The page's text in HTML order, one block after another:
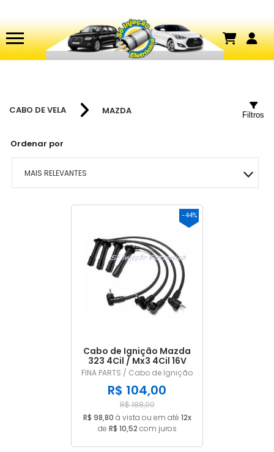
CABO DE VELA MAZDA
Ordenar por
MAIS RELEVANTES
MAIS VENDIDOS
Filtros
-44%
Cabo de Ignição Mazda
323 4Cil / Mx3 4Cil 16V
8mm FN5505
FINA PARTS / Cabo de Ignição
R$ 104,00
R$ 188,00
R$ 98,80 à vista ou em até 12x
de R$ 10,52 com juros